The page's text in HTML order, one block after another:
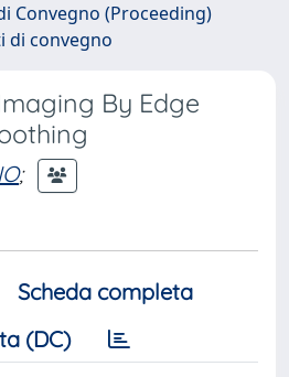
Convegno (Proceeding)
di convegno
By Edge
;
Scheda completa
(DC)